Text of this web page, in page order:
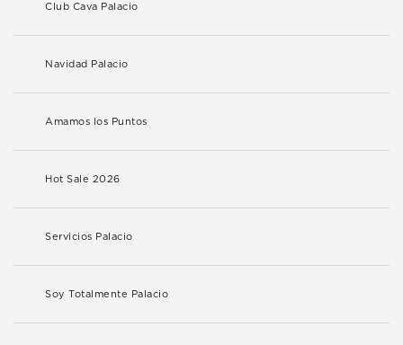
Club Cava Palacio
Navidad Palacio
Amamos los Puntos
Hot Sale 2026
Servicios Palacio
Soy Totalmente Palacio